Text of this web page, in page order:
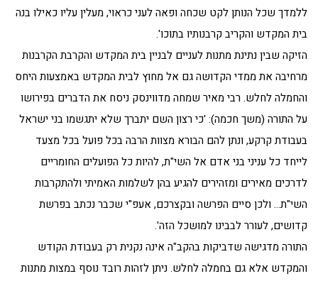
ללמדך שכל הנותן לקט שכחה ופאה לעני כראוי, מעלין עליו כאילו בנה
בית המקדש והקריב קרבנותיו בתוכו'.
הזיקה שבין נתינת מתנות לעניים לבניין בית המקדש והקרבת הקרבנות
מרחיבה את ממדי הקדושה גם אל מחוץ לבית המקדש באמצעות היחס
והחמלה לחלש. רבי מאיר שמחה מדווינסק ניסח את הדברים בפירושו
על התורה (משך חכמה): 'כי רצון השם יתברך שלא יתגשמו בני ישראל
בעבודת קרקע, ונתן להם הבורא מצוות הרבה בכל פועל בכל מצעד
לייחד כל עניני בני אדם אל השי"ת, להיות כל הפועלים החומריים
לדרכים מאירים ומזהירים להגיע בהן לשלמות האמיתי ולהתקרבות
השי"ת… ולכן סיים הפרשה ובקצרכם, אעפ"י שכבר נכתב בפרשת
קדושים, לעורר לבבינו למושכל הזה'.
התורה מדגישה שדביקות בהקב"ה אינה נקנית רק בעבודת הקודש
והמקדש אלא גם בחמלה לחלש. ניתן לזהות רובד נוסף במצות מתנות